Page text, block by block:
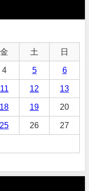
金 土 日
4 5 6
11 12 13
18 19 20
25 26 27